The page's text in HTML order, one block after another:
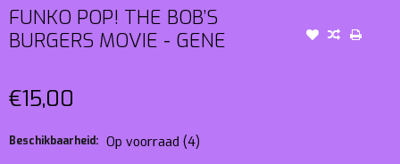
FUNKO POP! THE BOB’S
BURGERS MOVIE - GENE
€15,00
Beschikbaarheid: Op voorraad (4)